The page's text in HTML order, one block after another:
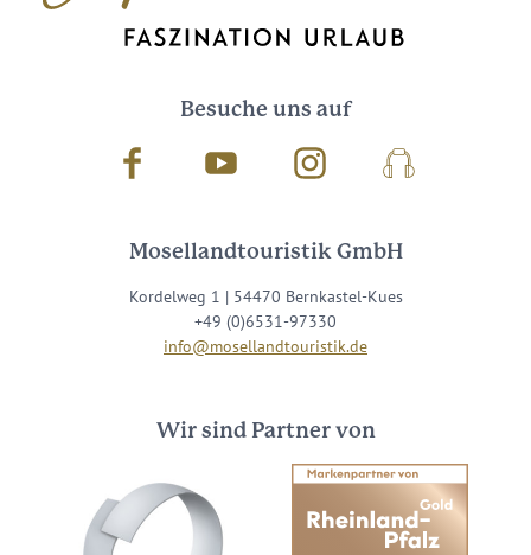
Besuche uns auf
Facebook Youtube InstagramPodcast
Mosellandtouristik GmbH
Kordelweg 1 | 54470 Bernkastel-Kues
+49 (0)6531-97330
info@mosellandtouristik.de
Wir sind Partner von